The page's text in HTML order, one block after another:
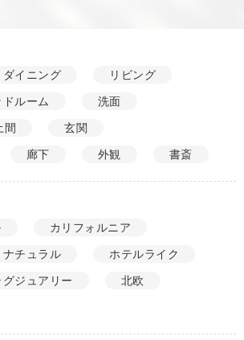
ダイニング リビング
ドルーム 洗面
間 玄関
廊下 外観 書斎
カリフォルニア
ナチュラル ホテルライク
グジュアリー 北欧